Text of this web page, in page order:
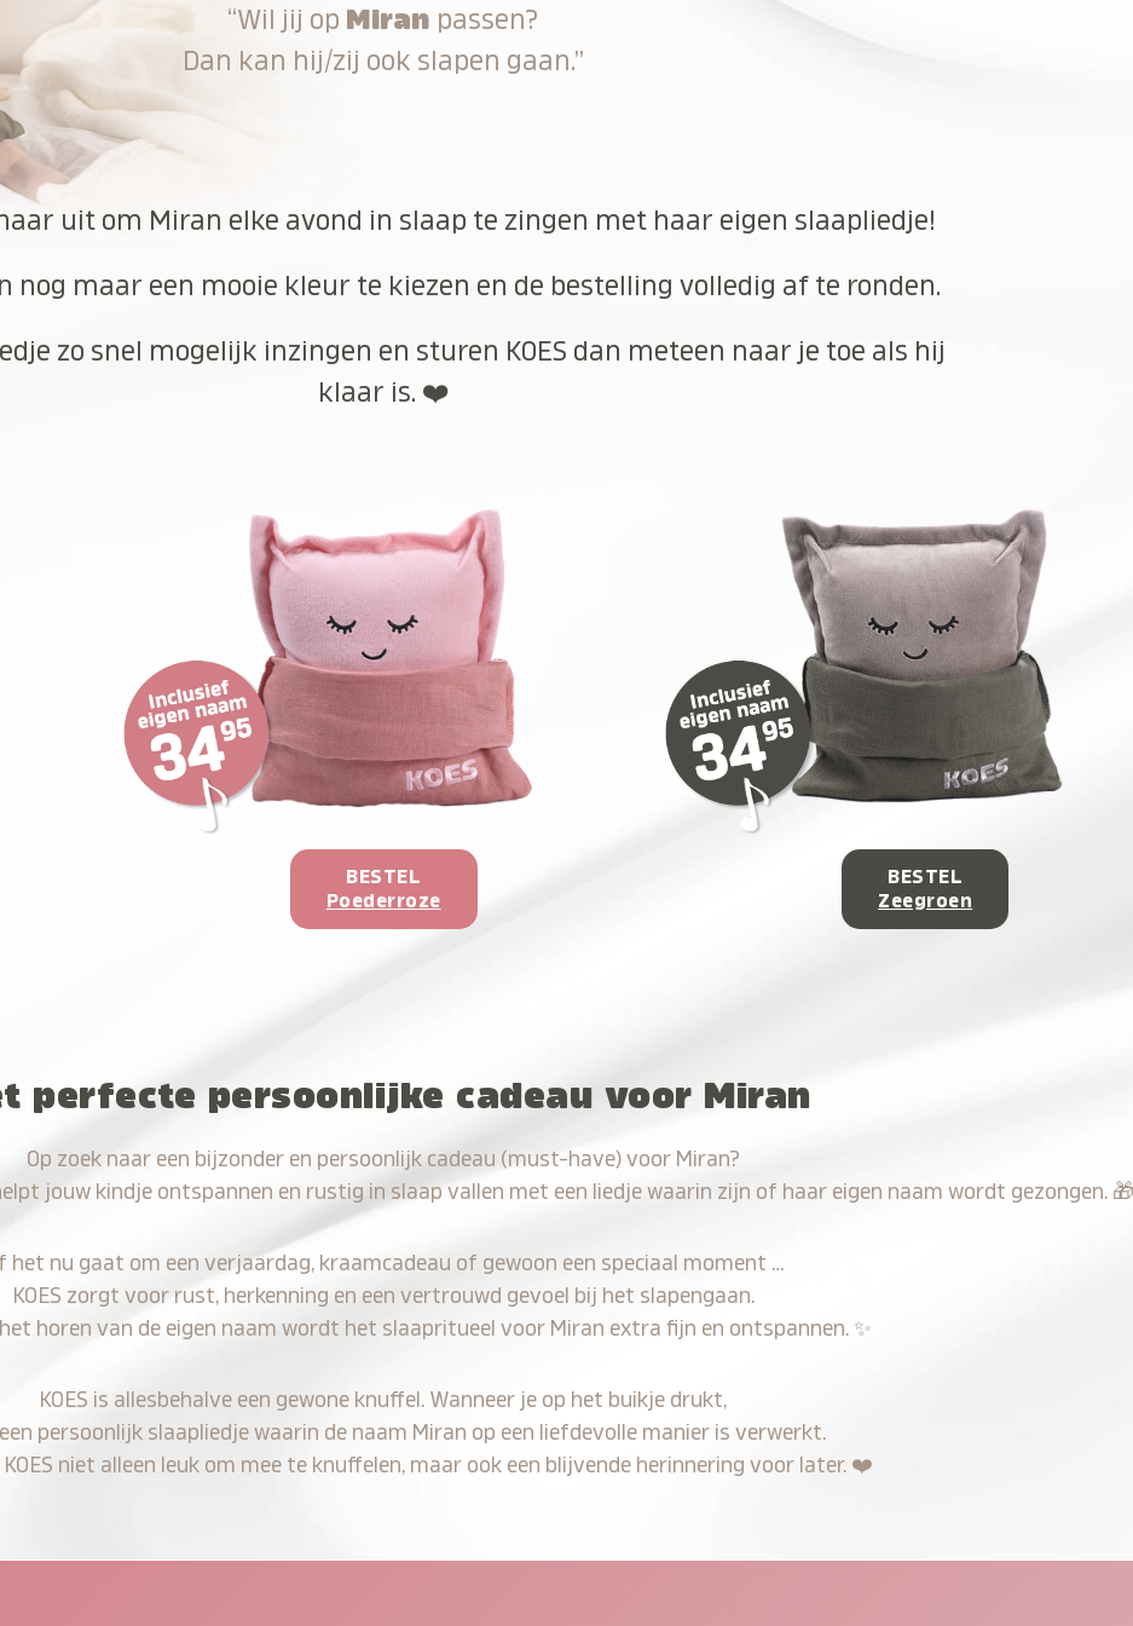
“Wil jij op Miran passen?
Dan kan hij/zij ook slapen gaan.”
naar uit om Miran elke avond in slaap te zingen met haar eigen slaapliedje!
nog maar een mooie kleur te kiezen en de bestelling volledig af te ronden.
zo snel mogelijk inzingen en sturen KOES dan meteen naar je toe als hij
klaar is. ❤️
BESTEL
Poederroze
BESTEL
Zeegroen
perfecte persoonlijke cadeau voor Miran
Op zoek naar een bijzonder en persoonlijk cadeau (must-have) voor Miran?
jouw kindje ontspannen en rustig in slaap vallen met een liedje waarin zijn of haar eigen naam wordt gezongen.
het nu gaat om een verjaardag, kraamcadeau of gewoon een speciaal moment …
KOES zorgt voor rust, herkenning en een vertrouwd gevoel bij het slapengaan.
horen van de eigen naam wordt het slaapritueel voor Miran extra fijn en ontspannen. ✨
KOES is allesbehalve een gewone knuffel. Wanneer je op het buikje drukt,
persoonlijk slaapliedje waarin de naam Miran op een liefdevolle manier is verwerkt.
niet alleen leuk om mee te knuffelen, maar ook een blijvende herinnering voor later. ❤️